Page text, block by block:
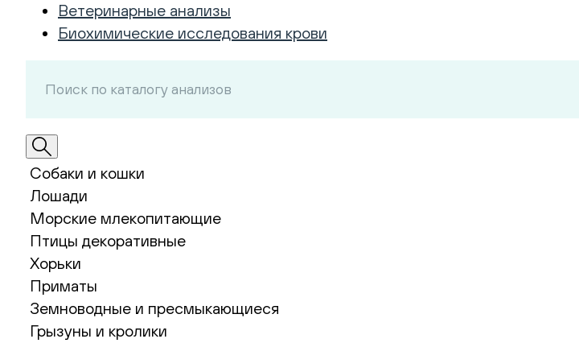
Ветеринарные анализы
Биохимические исследования крови
Собаки и кошки
Лошади
Морские млекопитающие
Птицы декоративные
Хорьки
Приматы
Земноводные и пресмыкающиеся
Грызуны и кролики